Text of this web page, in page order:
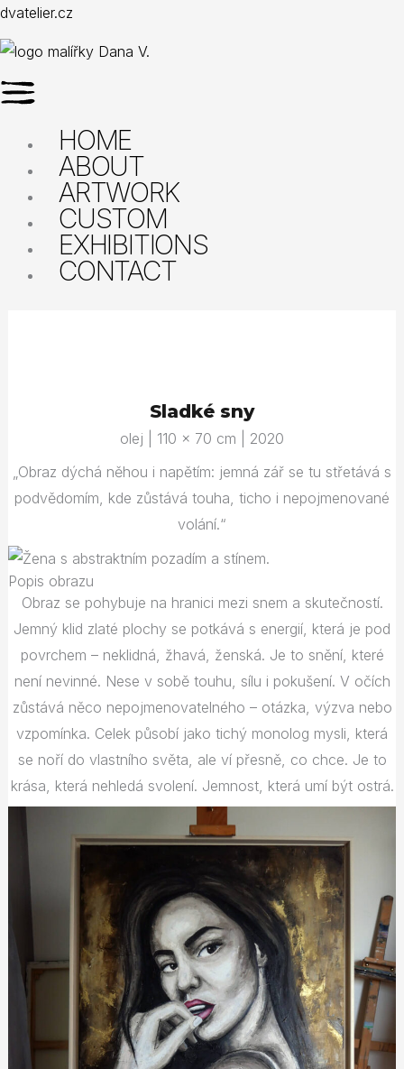
Přeskočit
na
obsah
dvatelier.cz
Menu
HOME
ABOUT
ARTWORK
CUSTOM
EXHIBITIONS
CONTACT
Sladké sny
olej | 110 × 70 cm | 2020
„Obraz dýchá něhou i napětím: jemná zář se tu střetává s
podvědomím, kde zůstává touha, ticho i nepojmenované
volání.“
Popis obrazu
Obraz se pohybuje na hranici mezi snem a skutečností.
Jemný klid zlaté plochy se potkává s energií, která je pod
povrchem – neklidná, žhavá, ženská. Je to snění, které
není nevinné. Nese v sobě touhu, sílu i pokušení. V očích
zůstává něco nepojmenovatelného – otázka, výzva nebo
vzpomínka. Celek působí jako tichý monolog mysli, která
se noří do vlastního světa, ale ví přesně, co chce. Je to
krása, která nehledá svolení. Jemnost, která umí být ostrá.